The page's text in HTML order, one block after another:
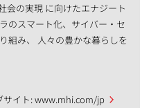
会の実現 に向けたエナジート
のスマート化、サイバー・セ
組み、 人々の豊かな暮らしを
サイト:www.mhi.com/jp